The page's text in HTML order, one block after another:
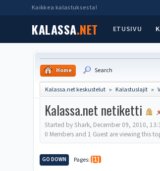
Kaikkea kalastuksesta!
KALASSA.NET ETUSIVU
Home Search
Kalassa.net keskustelut ► Kalastuslajit ►
Kalassa.net netiketti
Started by Shark, December 09, 2010,
0 Members and 1 Guest are viewing this
GO DOWN Pages 1